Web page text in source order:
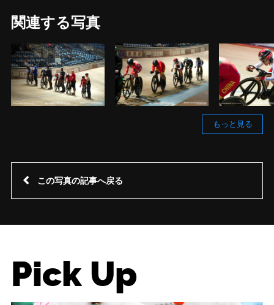
関連する写真
もっと見る
この写真の記事へ戻る
Pick Up